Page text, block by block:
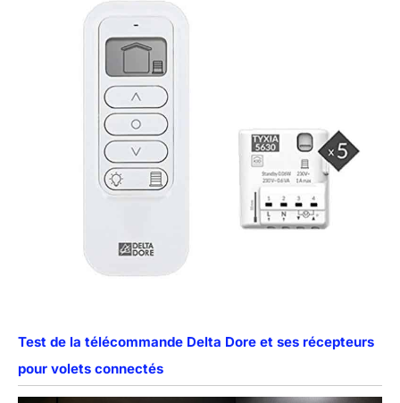
Test de la télécommande Delta Dore et ses récepteurs
pour volets connectés